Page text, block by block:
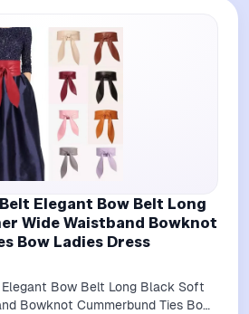
Elegant Bow Belt Long
Wide Waistband Bowknot
Bow Ladies Dress
Bow Belt Long Black Soft
Bowknot Cummerbund Ties Bow